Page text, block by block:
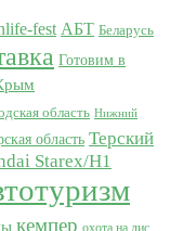
fest АБТ Беларусь
Готовим в
область Нижний
область Терский
Starex/H1
кемпер охота на лис